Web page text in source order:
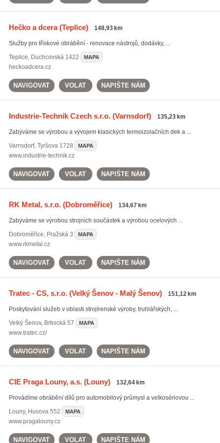
Hečko a dcera(Teplice) 148,93 km
Služby pro třískové obrábění - renovace nástrojů, dodávky, ...
Teplice, Duchcovská 1422 MAPA
heckoadcera.cz
NAVIGOVAT VOLAT NAPIŠTE NÁM
Industrie-Technik Czech s.r.o.(Varnsdorf) 135,23 km
Zabýváme se výrobou a vývojem klasických termoizolačních dek a ...
Varnsdorf, Tyršova 1728 MAPA
www.industrie-technik.cz
NAVIGOVAT VOLAT NAPIŠTE NÁM
RK Metal, s.r.o.(Dobroměřice) 134,67 km
Zabýváme se výrobou strojních součástek a výrobou ocelových ...
Dobroměřice, Pražská 3 MAPA
www.rkmetal.cz
NAVIGOVAT VOLAT NAPIŠTE NÁM
Tratec - CS, s.r.o.(Velký Šenov - Malý Šenov) 151,12 km
Poskytování služeb v oblasti strojírenské výroby, truhlářských, ...
Velký Šenov, Brtnická 57 MAPA
www.tratec.cz/
NAVIGOVAT VOLAT NAPIŠTE NÁM
CIE Praga Louny, a.s.(Louny) 132,64 km
Provádíme obrábění dílů pro automobilový průmysl a velkosériovou ...
Louny, Husova 552 MAPA
www.pragalouny.cz
NAVIGOVAT VOLAT NAPIŠTE NÁM